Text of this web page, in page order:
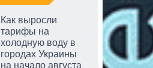
Как выросли
тарифы на
холодную воду в
городах Украины
на начало августа